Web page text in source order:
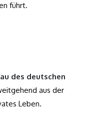
führt.
des deutschen
aus der
Leben.